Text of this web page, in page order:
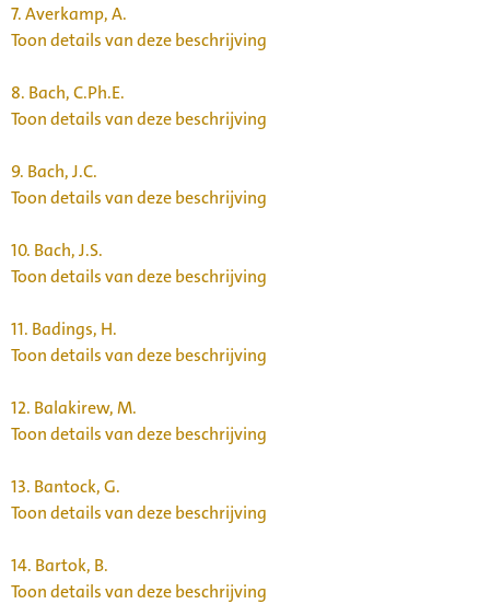
7.Averkamp, A.
Toon details van deze beschrijving
8. Bach, C.Ph.E.
Toon details van deze beschrijving
9. Bach, J.C.
Toon details van deze beschrijving
10. Bach, J.S.
Toon details van deze beschrijving
11. Badings, H.
Toon details van deze beschrijving
12. Balakirew, M.
Toon details van deze beschrijving
13. Bantock, G.
Toon details van deze beschrijving
14. Bartok, B.
Toon details van deze beschrijving